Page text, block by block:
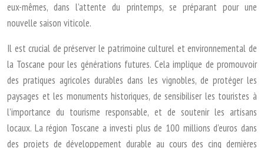
eux-mêmes, dans l’attente du printemps, se préparant pour une
nouvelle saison viticole.
Il est crucial de préserver le patrimoine culturel et environnemental de
la Toscane pour les générations futures. Cela implique de promouvoir
des pratiques agricoles durables dans les vignobles, de protéger les
paysages et les monuments historiques, de sensibiliser les touristes à
l’importance du tourisme responsable, et de soutenir les artisans
locaux. La région Toscane a investi plus de 100 millions d’euros dans
des projets de développement durable au cours des cinq dernières